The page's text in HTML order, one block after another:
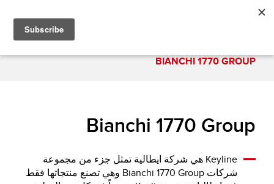
BIANCHI 1770 GROUP
Bianchi 1770 Group
Keyline هي شركة ايطالية تمثل جزء من مجموعة
شركات Bianchi 1770 Group وهي تصنع منتجاتها فقط